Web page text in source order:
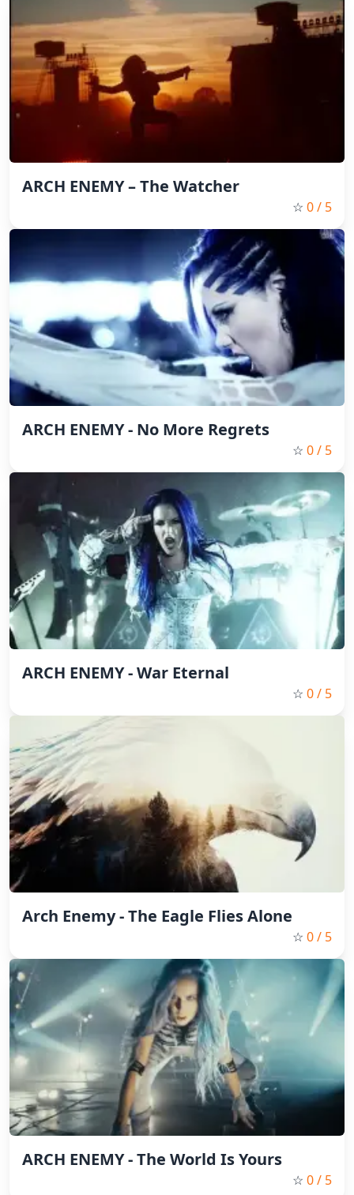
ARCH ENEMY – The Watcher
☆ 0/ 5
ARCH ENEMY - No More Regrets
☆ 0/ 5
ARCH ENEMY - War Eternal
☆ 0/ 5
Arch Enemy - The Eagle Flies Alone
☆ 0/ 5
ARCH ENEMY - The World Is Yours
☆ 0/ 5